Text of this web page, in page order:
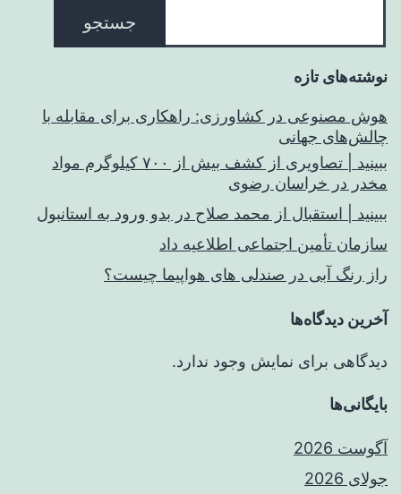
جستجو
نوشته‌های تازه
هوش مصنوعی در کشاورزی: راهکاری برای مقابله با
چالش‌های جهانی
ببینید | تصاویری از کشف بیش از ۷۰۰ کیلوگرم مواد
مخدر در خراسان رضوی
ببینید | استقبال از محمد صلاح در بدو ورود به استانبول
سازمان تأمین اجتماعی اطلاعیه داد
راز رنگ آبی در صندلی های هواپیما چیست؟
آخرین دیدگاه‌ها
دیدگاهی برای نمایش وجود ندارد.
بایگانی‌ها
آگوست 2026
جولای 2026